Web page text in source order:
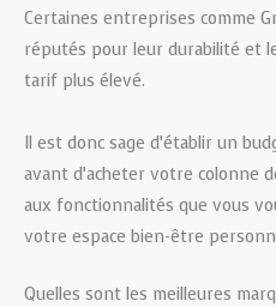
Certaines entreprises comme
réputés pour leur durabilité et
tarif plus élevé.
Il est donc sage d’établir un
avant d’acheter votre colonne
aux fonctionnalités que vous
votre espace bien-être
Quelles sont les meilleures